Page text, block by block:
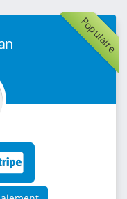
Populaire